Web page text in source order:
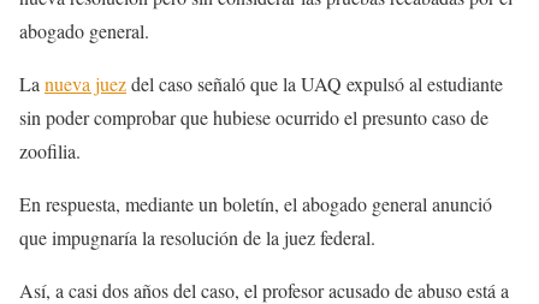
abogado general.
La nueva juezdel caso señaló que la UAQ expulsó al estudiante
sin poder comprobar que hubiese ocurrido el presunto caso de
zoofilia.
En respuesta, mediante un boletín, el abogado general anunció
que impugnaría la resolución de la juez federal.
Así, a casi dos años del caso, el profesor acusado de abuso está a